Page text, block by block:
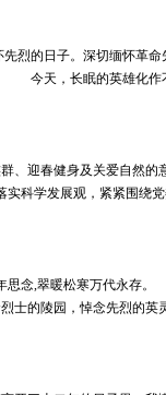
烈的日子。深切缅怀革命
。 今天，长眠的英雄化作
、迎春健身及关爱自然的
学发展观，紧紧围绕党
思念,翠暖松寒万代永存
士的陵园，悼念先烈的英